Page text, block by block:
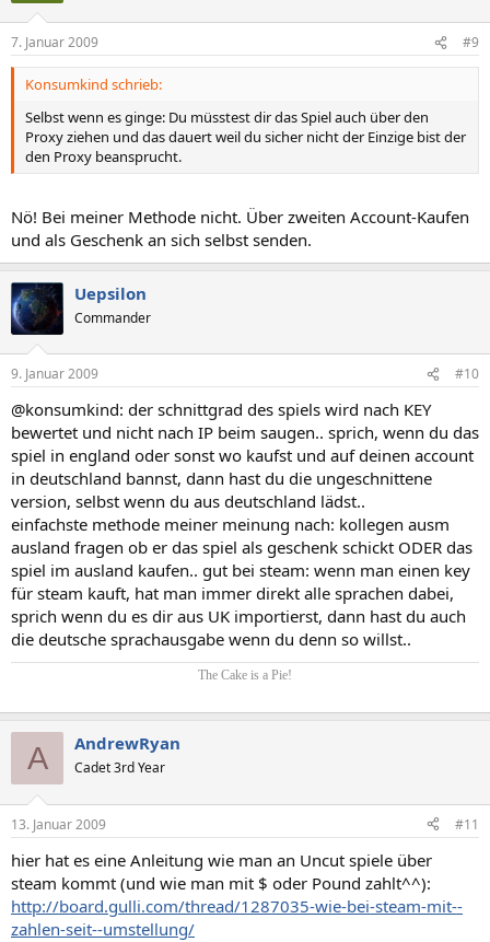
7. Januar 2009 #9
Konsumkind schrieb:
Selbst wenn es ginge: Du müsstest dir das Spiel auch über den
Proxy ziehen und das dauert weil du sicher nicht der Einzige bist der
den Proxy beansprucht.
Nö! Bei meiner Methode nicht. Über zweiten Account-Kaufen
und als Geschenk an sich selbst senden.
Uepsilon
Commander
9. Januar 2009 #10
@konsumkind: der schnittgrad des spiels wird nach KEY
bewertet und nicht nach IP beim saugen.. sprich, wenn du das
spiel in england oder sonst wo kaufst und auf deinen account
in deutschland bannst, dann hast du die ungeschnittene
version, selbst wenn du aus deutschland lädst..
einfachste methode meiner meinung nach: kollegen ausm
ausland fragen ob er das spiel als geschenk schickt ODER das
spiel im ausland kaufen.. gut bei steam: wenn man einen key
für steam kauft, hat man immer direkt alle sprachen dabei,
sprich wenn du es dir aus UK importierst, dann hast du auch
die deutsche sprachausgabe wenn du denn so willst..
The Cake is a Pie!
A AndrewRyan
Cadet 3rd Year
13. Januar 2009 #11
hier hat es eine Anleitung wie man an Uncut spiele über
steam kommt (und wie man mit $ oder Pound zahlt^^):
http://board.gulli.com/thread/1287035-wie-bei-steam-mit--
zahlen-seit--umstellung/